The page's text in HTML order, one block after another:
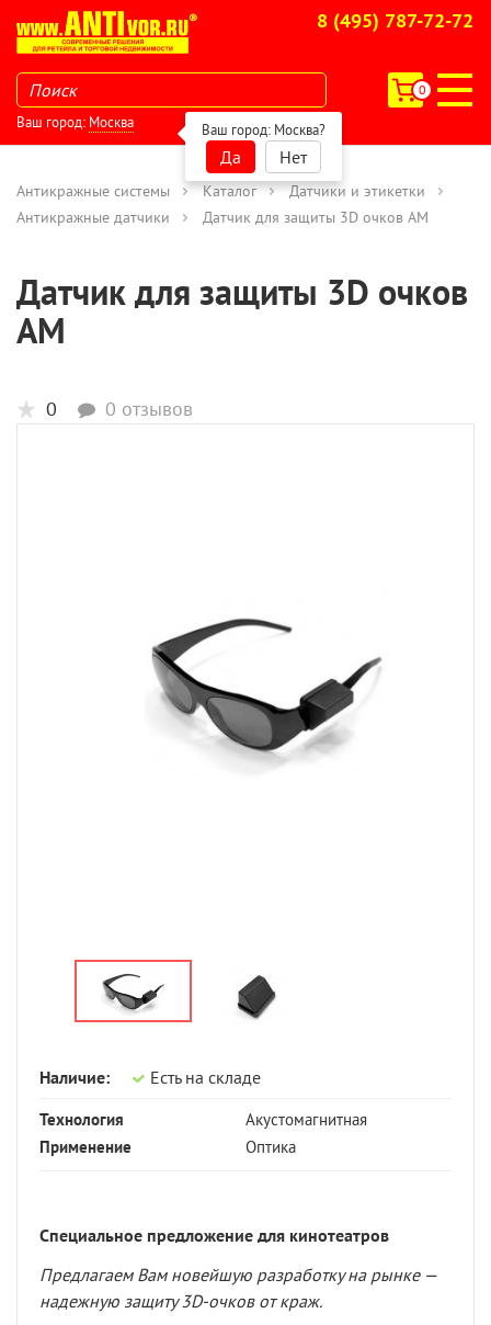
8 (495) 787-72-72
0
Ваш город: Москва Ваш город: Москва?
Да Нет
Антикражные системы Каталог
Датчики и этикетки
Антикражные датчики
Датчик для защиты 3D очков АМ
Датчик для защиты 3D очков
АМ
0 0 отзывов
Наличие: Есть на складе
Технология
Акустомагнитная
Применение
Оптика
Специальное предложение для кинотеатров
Предлагаем Вам новейшую разработку на рынке —
надежную защиту 3D-очков от краж.